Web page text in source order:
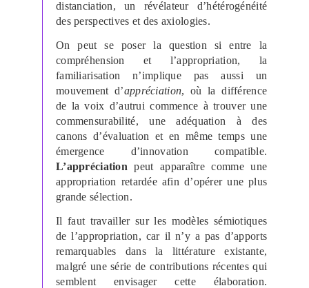
distanciation, un révélateur d’hétérogénéité
des perspectives et des axiologies.
On peut se poser la question si entre la
compréhension et l’appropriation, la
familiarisation n’implique pas aussi un
mouvement d’appréciation, où la différence
de la voix d’autrui commence à trouver une
commensurabilité, une adéquation à des
canons d’évaluation et en même temps une
émergence d’innovation compatible.
L’appréciation peut apparaître comme une
appropriation retardée afin d’opérer une plus
grande sélection.
Il faut travailler sur les modèles sémiotiques
de l’appropriation, car il n’y a pas d’apports
remarquables dans la littérature existante,
malgré une série de contributions récentes qui
semblent envisager cette élaboration.